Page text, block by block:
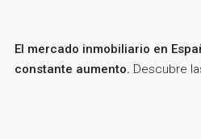
El mercado inmobiliario en
constante aumento. Descubre